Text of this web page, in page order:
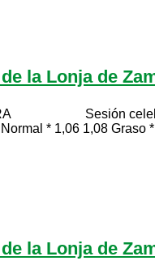
la Lonja de
Sesión
* 1,06 1,08 Graso
la Lonja de